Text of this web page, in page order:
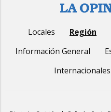
Locales Región
Información General
Internacionales